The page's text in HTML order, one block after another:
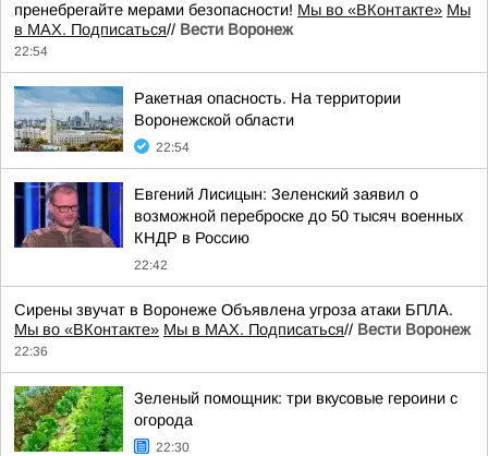
пренебрегайте мерами безопасности! Мы во «ВКонтакте» Мы
в MAX. Подписаться// Вести Воронеж
22:54
Ракетная опасность. На территории
Воронежской области
22:54
Евгений Лисицын: Зеленский заявил о
возможной переброске до 50 тысяч военных
КНДР в Россию
22:42
Сирены звучат в Воронеже Объявлена угроза атаки БПЛА.
Мы во «ВКонтакте» Мы в MAX. Подписаться// Вести Воронеж
22:36
Зеленый помощник: три вкусовые героини с
огорода
22:30